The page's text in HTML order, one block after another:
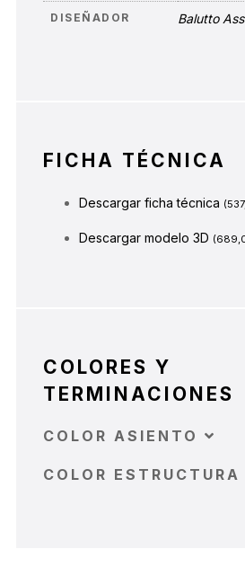
DISEÑADOR Balutto
FICHA TÉCNICA
Descargar ficha técnica
Descargar modelo 3D
COLORES Y
TERMINACIONES
COLOR ASIENTO
COLOR ESTRUCTURA